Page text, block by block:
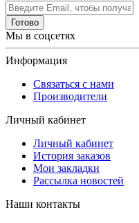
Готово
Мы в соцсетях
Информация
Связаться с нами
Производители
Личный кабинет
Личный кабинет
История заказов
Мои закладки
Рассылка новостей
Наши контакты